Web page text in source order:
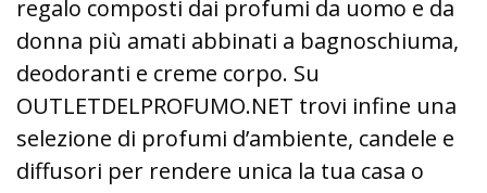
regalo composti dai profumi da uomo e da
donna più amati abbinati a bagnoschiuma,
deodoranti e creme corpo. Su
OUTLETDELPROFUMO.NET trovi infine una
selezione di profumi d’ambiente, candele e
diffusori per rendere unica la tua casa o